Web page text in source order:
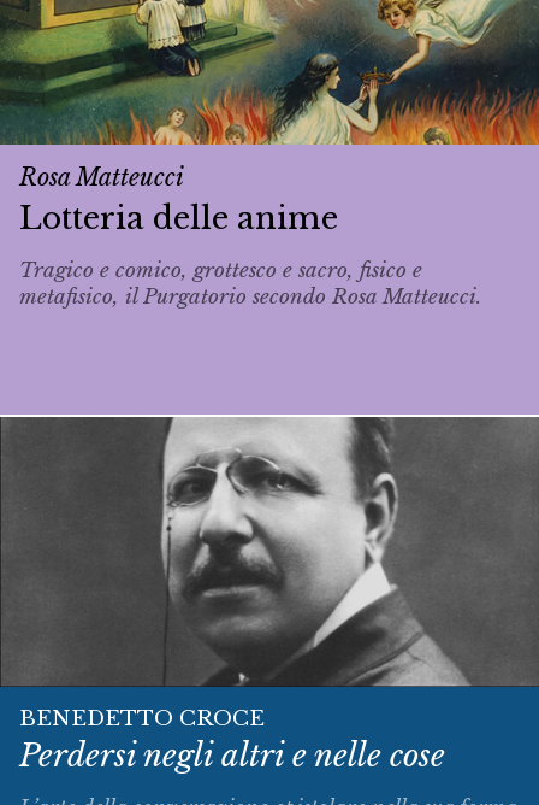
Rosa Matteucci
Lotteria delle anime
Tragico e comico, grottesco e sacro, fisico e
metafisico, il Purgatorio secondo Rosa Matteucci.
BENEDETTO CROCE
Perdersi negli altri e nelle cose